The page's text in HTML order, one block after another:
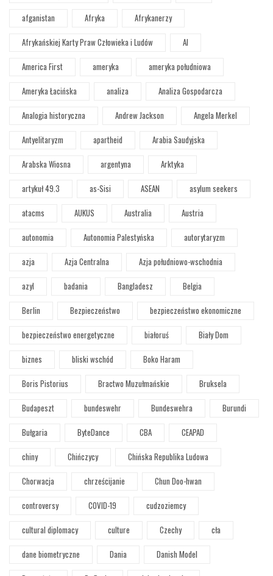
afganistan
Afryka
Afrykanerzy
Afrykańskiej Karty Praw Człowieka i Ludów
AI
America First
ameryka
ameryka południowa
Ameryka Łacińska
analiza
Analiza Gospodarcza
Analogia historyczna
Andrew Jackson
Angela Merkel
Antyelitaryzm
apartheid
Arabia Saudyjska
Arabska Wiosna
argentyna
Arktyka
artykuł 49.3
as-Sisi ASEAN
asylum seekers
atacms
AUKUS Australia
Austria
autonomia
Autonomia Palestyńska
autorytaryzm
azja
Azja Centralna
Azja południowo-wschodnia
azyl
badania Bangladesz
Belgia
Berlin
Bezpieczeństwo
bezpieczeństwo ekonomiczne
bezpieczeństwo energetyczne
białoruś
Biały Dom
biznes
bliski wschód
Boko Haram
Boris Pistorius
Bractwo Muzułmańskie
Bruksela
Budapeszt
bundeswehr Bundeswehra
Burundi
Bułgaria
ByteDance CBA
CEAPAD
chiny
Chińczycy
Chińska Republika Ludowa
Chorwacja
chrześcijanie
Chun Doo-hwan
controversy
COVID-19
cudzoziemcy
cultural diplomacy
culture Czechy
cła
dane biometryczne
Dania
Danish Model